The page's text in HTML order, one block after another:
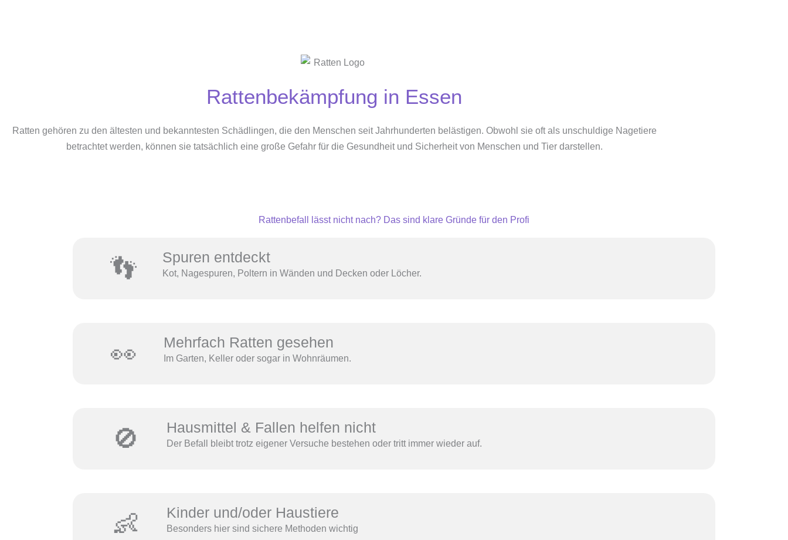
Rattenbekämpfung in Essen
Ratten gehören zu den ältesten und bekanntesten Schädlingen, die den Menschen seit Jahrhunderten belästigen. Obwohl sie oft als unschuldige Nagetiere
betrachtet werden, können sie tatsächlich eine große Gefahr für die Gesundheit und Sicherheit von Menschen und Tier darstellen.
Rattenbefall lässt nicht nach? Das sind klare Gründe für den Profi
👣 Spuren entdeckt
Kot, Nagespuren, Poltern in Wänden und Decken oder Löcher.
👀 Mehrfach Ratten gesehen
Im Garten, Keller oder sogar in Wohnräumen.
🚫 Hausmittel & Fallen helfen nicht
Der Befall bleibt trotz eigener Versuche bestehen oder tritt immer wieder auf.
👶 Kinder und/oder Haustiere
Besonders hier sind sichere Methoden wichtig